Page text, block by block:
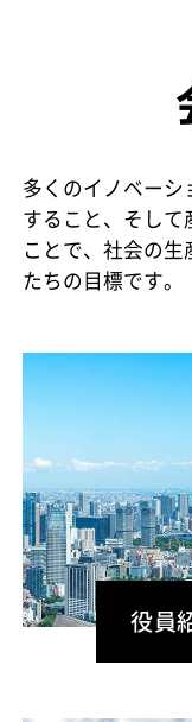
多くのイノベーシ
すること、 そして
ことで、社会の
たちの目標です。
役員